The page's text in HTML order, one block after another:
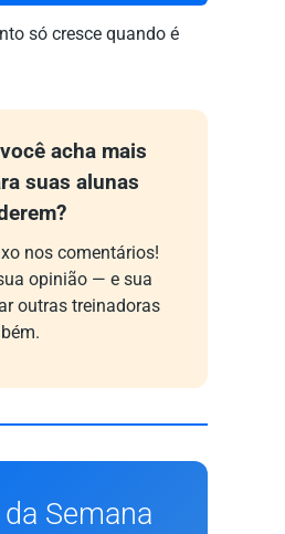
só cresce quando é
acha mais
suas alunas
nos comentários!
opinião — e sua
outras treinadoras
Semana